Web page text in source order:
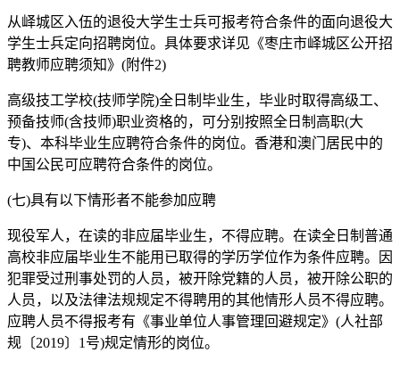
从峄城区入伍的退役大学生士兵可报考符合条件的面向退役大
学生士兵定向招聘岗位。具体要求详见《枣庄市峄城区公开招
聘教师应聘须知》(附件2)
高级技工学校(技师学院)全日制毕业生，毕业时取得高级工、
预备技师(含技师)职业资格的，可分别按照全日制高职(大
专)、本科毕业生应聘符合条件的岗位。香港和澳门居民中的
中国公民可应聘符合条件的岗位。
(七)具有以下情形者不能参加应聘
现役军人，在读的非应届毕业生，不得应聘。在读全日制普通
高校非应届毕业生不能用已取得的学历学位作为条件应聘。因
犯罪受过刑事处罚的人员，被开除党籍的人员，被开除公职的
人员，以及法律法规规定不得聘用的其他情形人员不得应聘。
应聘人员不得报考有《事业单位人事管理回避规定》(人社部
规〔2019〕1号)规定情形的岗位。